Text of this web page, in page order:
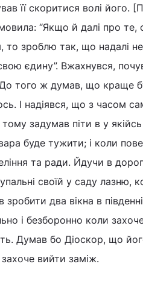
її скоритися волі його.
“Якщо й далі про те,
зроблю так, що надалі
єдину”. Вжахнувся,
До того ж думав, що краще
І надіявся, що з часом
задумав піти в у
буде тужити; і коли
та ради. Йдучи в
своїй у саду лазню,
два вікна в
і безборонно коли
Думав бо Діоскор, що
вийти заміж.